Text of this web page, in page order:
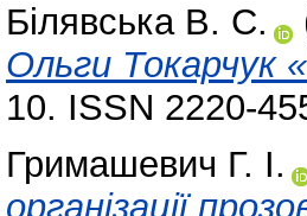
Білявська В. С.
Ольги Токарчук
10. ISSN 2220-
Гримашевич Г. І.
організації